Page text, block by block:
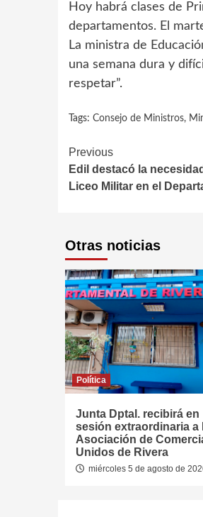
Hoy habrá clases de
departamentos. El
La ministra de
una semana dura y
respetar”.
Tags: Consejo de Ministros,
Continue
Reading
Previous
Edil destacó la
Liceo Militar en el
Otras noticias
Política
Junta Dptal. recibirá en
sesión extraordinaria a
Asociación de
Unidos de Rivera
miércoles 5 de agosto de